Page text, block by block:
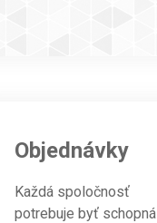
Objednávky
Každá spoločnosť
potrebuje byť schopná